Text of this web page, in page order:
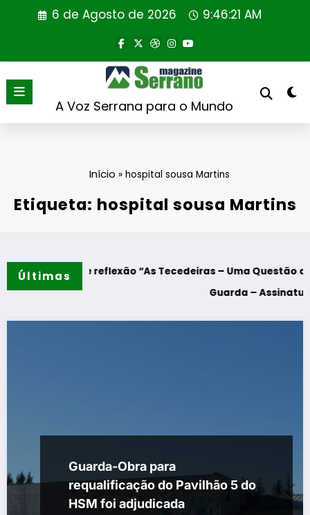
6 de Agosto de 2026 9:46:22 AM
A Voz Serrana para o Mundo
Início »hospital sousa Martins
Etiqueta: hospital sousa Martins
Últimas
reflexão “As Tecedeiras – Uma Questão de Mulheres e
Guarda – Assinatura dos
Guarda-Obra para
requalificação do Pavilhão 5 do
HSM foi adjudicada